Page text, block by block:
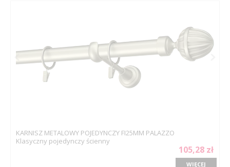
KARNISZ METALOWY POJEDYNCZY FI25MM PALAZZO
Klasyczny pojedynczy ścienny
105,28 zł
WIĘCEJ